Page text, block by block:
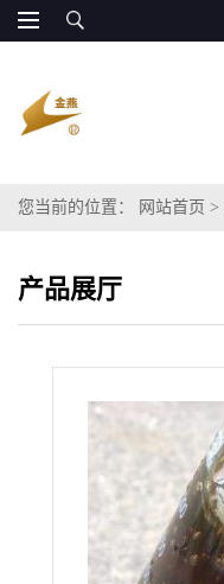
您当前的位置： 网站首页 >
产品展厅